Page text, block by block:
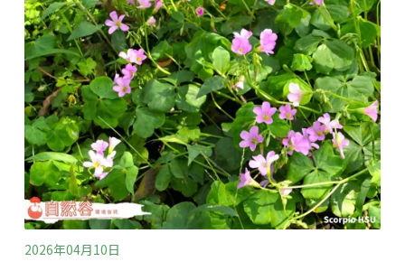
家到附近荒廢的林地認識構樹。一看，想起小時候所熟
知的「鹿阿樹」。在西方紡織品進入太平洋之前，環洋
而居的南島語族種植構樹，以自然的拍打方式，把構樹
的樹皮製成「樹皮布」。即使到了紡織布已取代樹皮布
的時代，「樹皮布」仍帶著南島文化的溫度，蒸騰出南
島民族特有的氣息，在傳統的祭典中仍具有其象徵意
義。20世紀前半台灣養鹿業興盛，其中大半在台東縣，
因此台東縣有「鹿野」、「鹿寮」等地名，還有一條
「鹿寮溪」；北部發生於1952年的鹿窟事件的地方——
「鹿窟」；中部也有以「鹿寮」「鹿谷」為地名的；嘉
義有一個「鹿草鄉」等等。這些地名
2026年04月10日